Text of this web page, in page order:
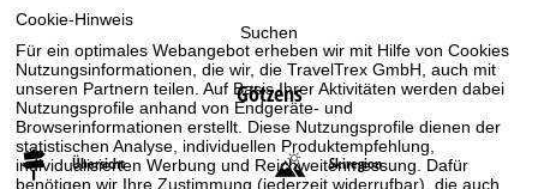
Cookie-Hinweis
Für ein optimales Webangebot erheben wir mit Hilfe von Cookies
Nutzungsinformationen, die wir, die TravelTrex GmbH, auch mit
unseren Partnern teilen. Auf Basis Ihrer Aktivitäten werden dabei
Nutzungsprofile anhand von Endgeräte- und
Browserinformationen erstellt. Diese Nutzungsprofile dienen der
statistischen Analyse, individuellen Produktempfehlung,
individualisierten Werbung und Reichweitenmessung. Dafür
benötigen wir Ihre Zustimmung (jederzeit widerrufbar), die auch
Suchen
Götzens
Übersicht Skiregion